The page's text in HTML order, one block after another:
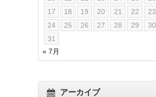
17
18 19 20 21 22
23
24
25 26 27 28 29
30
31
« 7月
アーカイブ